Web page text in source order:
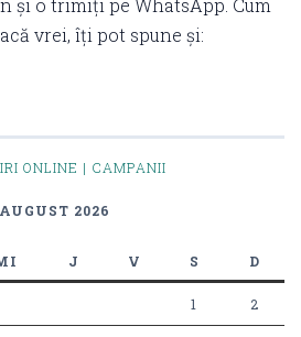
și o trimiți pe WhatsApp. Cum
vrei, îți pot spune și:
ONLINE | CAMPANII
AUGUST 2026
J V S D
1 2